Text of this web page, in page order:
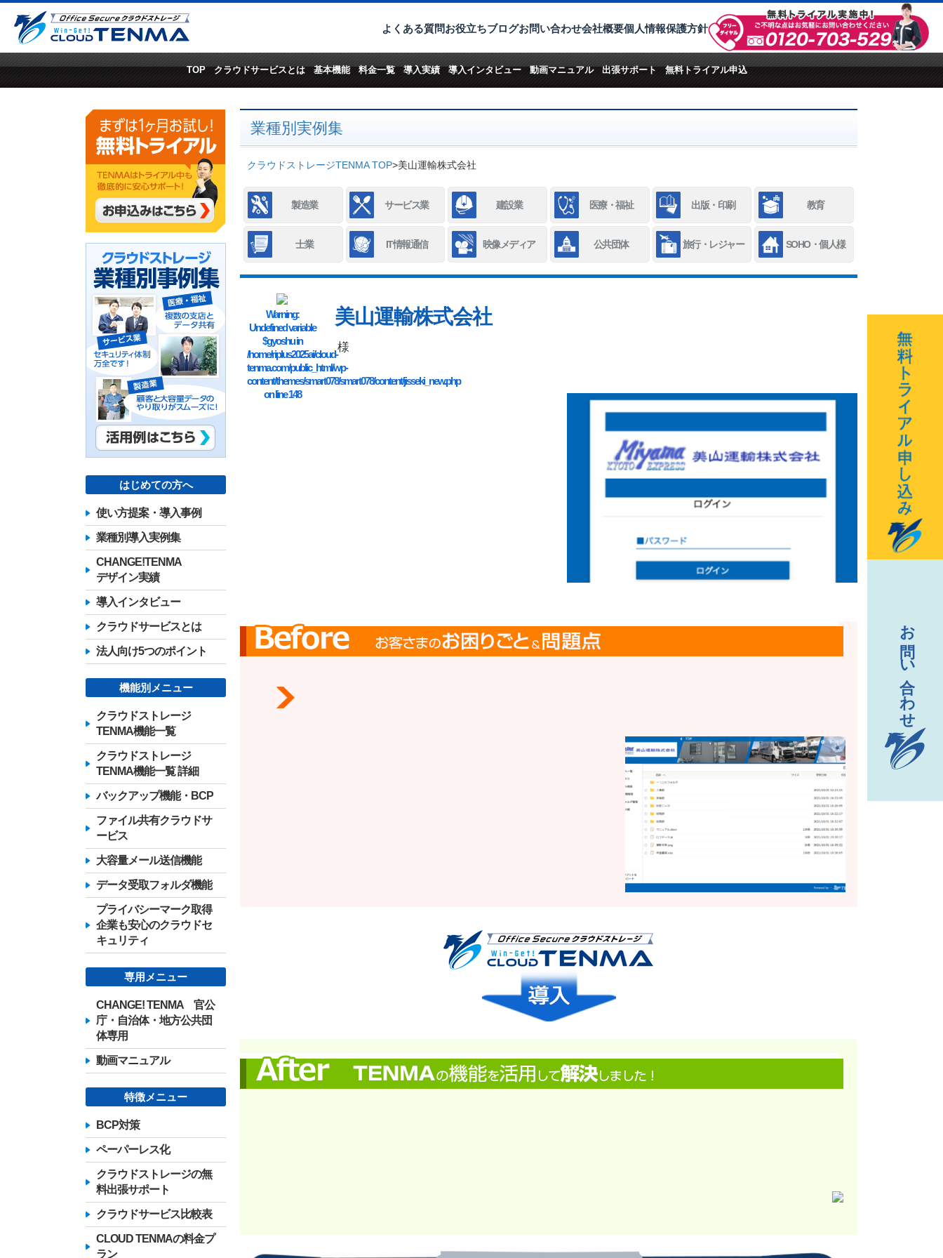
よくある質問お役立ちブログお問い合わせ会社概要個人情報保護方針
TOP クラウドサービスとは 基本機能 料金一覧 導入実績 導入インタビュー 動画マニュアル 出張サポート 無料トライアル申込
業種別実例集
クラウドストレージTENMA TOP>美山運輸株式会社
製造業 サービス業 建設業 医療・福祉 出版・印刷 教育
士業 IT情報通信 映像メディア 公共団体 旅行・レジャー SOHO・個人様
Warning:
Undefined variable
$gyoshu in
/home/riplus2025ai/cloud-
tenma.com/public_html/wp-
content/themes/smart078/smart078/content/jisseki_new.php
on line148
美山運輸株式会社
様
はじめての方へ
使い方提案・導入事例
業種別導入実例集
CHANGE!TENMA
デザイン実績
導入インタビュー
クラウドサービスとは
法人向け5つのポイント
機能別メニュー
クラウドストレージ
TENMA機能一覧
クラウドストレージ
TENMA機能一覧 詳細
バックアップ機能・BCP
ファイル共有クラウドサ
ービス
大容量メール送信機能
データ受取フォルダ機能
プライバシーマーク取得
企業も安心のクラウドセ
キュリティ
専用メニュー
CHANGE! TENMA 官公
庁・自治体・地方公共団
体専用
動画マニュアル
特徴メニュー
BCP対策
ペーパーレス化
クラウドストレージの無
料出張サポート
クラウドサービス比較表
CLOUD TENMAの料金プ
ラン